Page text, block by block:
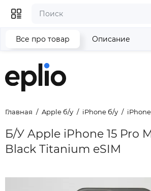
Главная Apple б/у iPhone б/у iPhone
Б/У Apple iPhone 15 Pro
Black Titanium eSIM
Все про товар Описание